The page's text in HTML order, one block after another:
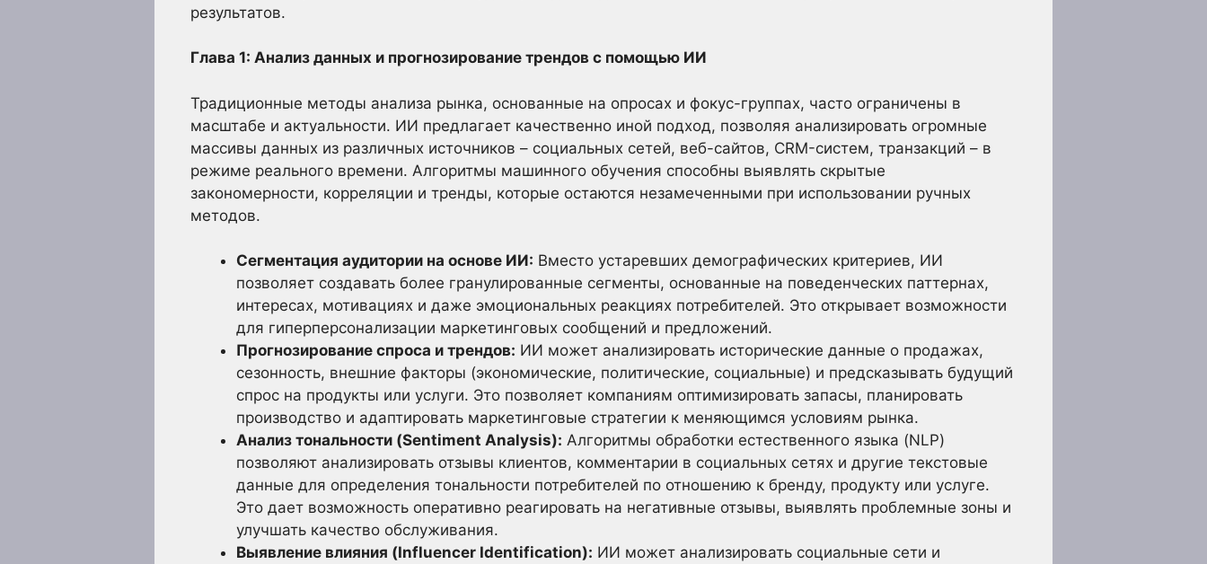
результатов.
Глава 1: Анализ данных и прогнозирование трендов с помощью ИИ
Традиционные методы анализа рынка, основанные на опросах и фокус-группах, часто ограничены в
масштабе и актуальности. ИИ предлагает качественно иной подход, позволяя анализировать огромные
массивы данных из различных источников – социальных сетей, веб-сайтов, CRM-систем, транзакций – в
режиме реального времени. Алгоритмы машинного обучения способны выявлять скрытые
закономерности, корреляции и тренды, которые остаются незамеченными при использовании ручных
методов.
Сегментация аудитории на основе ИИ: Вместо устаревших демографических критериев, ИИ
позволяет создавать более гранулированные сегменты, основанные на поведенческих паттернах,
интересах, мотивациях и даже эмоциональных реакциях потребителей. Это открывает возможности
для гиперперсонализации маркетинговых сообщений и предложений.
Прогнозирование спроса и трендов: ИИ может анализировать исторические данные о продажах,
сезонность, внешние факторы (экономические, политические, социальные) и предсказывать будущий
спрос на продукты или услуги. Это позволяет компаниям оптимизировать запасы, планировать
производство и адаптировать маркетинговые стратегии к меняющимся условиям рынка.
Анализ тональности (Sentiment Analysis): Алгоритмы обработки естественного языка (NLP)
позволяют анализировать отзывы клиентов, комментарии в социальных сетях и другие текстовые
данные для определения тональности потребителей по отношению к бренду, продукту или услуге.
Это дает возможность оперативно реагировать на негативные отзывы, выявлять проблемные зоны и
улучшать качество обслуживания.
Выявление влияния (Influencer Identification): ИИ может анализировать социальные сети и